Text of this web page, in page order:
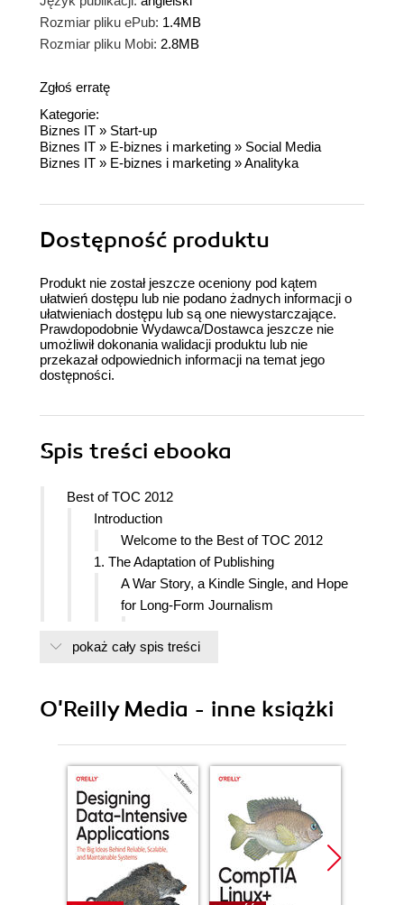
Rozmiar pliku ePub: 1.4MB
Rozmiar pliku Mobi: 2.8MB
Zgłoś erratę
Kategorie:
Biznes IT » Start-up
Biznes IT » E-biznes i marketing » Social Media
Biznes IT » E-biznes i marketing »Analityka
Dostępność produktu
Produkt nie został jeszcze oceniony pod kątem
ułatwień dostępu lub nie podano żadnych informacji o
ułatwieniach dostępu lub są one niewystarczające.
Prawdopodobnie Wydawca/Dostawca jeszcze nie
umożliwił dokonania walidacji produktu lub nie
przekazał odpowiednich informacji na temat jego
dostępności.
Spis treści ebooka
Best of TOC 2012
Introduction
Welcome to the Best of TOC 2012
1. The Adaptation of Publishing
A War Story, a Kindle Single, and Hope
for Long-Form Journalism
Single?
Did the royalty factor in your
How would you compare the
response to your experience with
traditional publishing?
Why did you decide to experiment?
How do you see Kindle Singles and
pokaż cały spis treści
O'Reilly Media - inne książki